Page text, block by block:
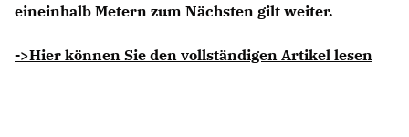
eineinhalb Metern zum Nächsten gilt weiter.
->Hier können Sie den vollständigen Artikel lesen